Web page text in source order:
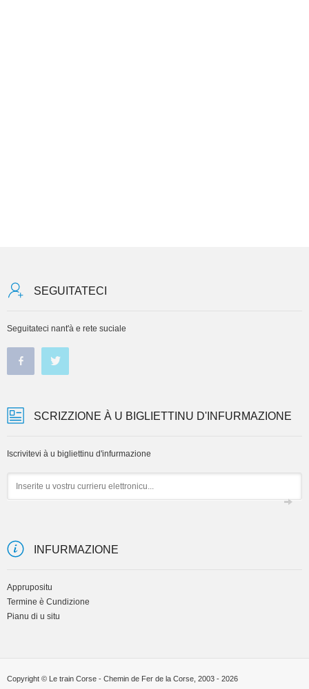
SEGUITATECI
Seguitateci nant'à e rete suciale
SCRIZZIONE À U BIGLIETTINU D'INFURMAZIONE
Iscrivitevi à u bigliettinu d'infurmazione
INFURMAZIONE
Apprupositu
Termine è Cundizione
Pianu di u situ
Copyright © Le train Corse - Chemin de Fer de la Corse, 2003 - 2026